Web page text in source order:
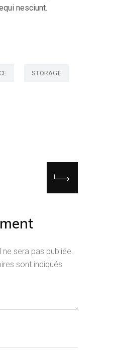
nesciunt.
STORAGE
sera pas publiée.
sont indiqués